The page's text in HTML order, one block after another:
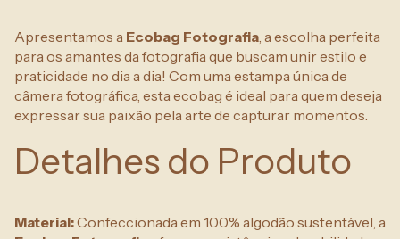
Apresentamos a Ecobag Fotografia, a escolha perfeita
para os amantes da fotografia que buscam unir estilo e
praticidade no dia a dia! Com uma estampa única de
câmera fotográfica, esta ecobag é ideal para quem deseja
expressar sua paixão pela arte de capturar momentos.
Detalhes do Produto
Material:Confeccionada em 100% algodão sustentável, a